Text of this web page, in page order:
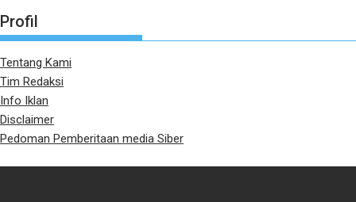
Profil
Tentang Kami
Tim Redaksi
Info Iklan
Disclaimer
Pedoman Pemberitaan media Siber